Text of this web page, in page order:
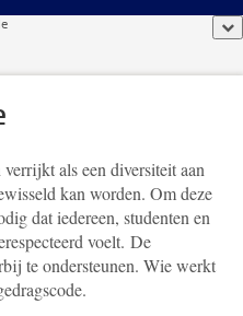
als een diversiteit aan
kan worden. Om deze
dat iedereen, studenten en
voelt. De
te ondersteunen. Wie werkt